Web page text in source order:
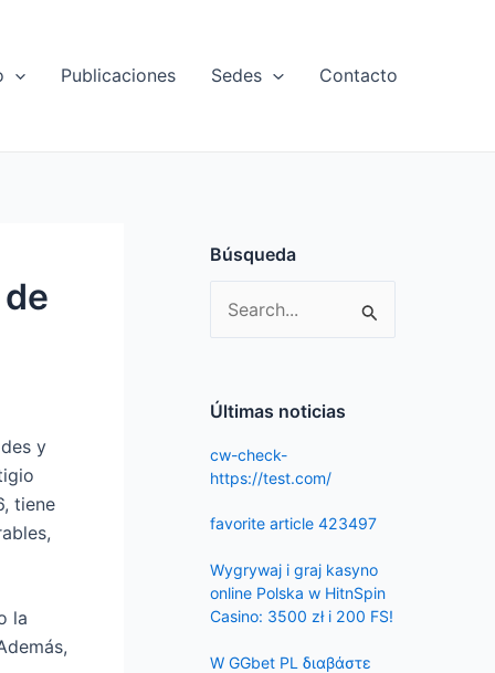
Publicaciones Sedes Contacto
y
tiene
la
Búsqueda
r
h
o
r
:
Últimas noticias
cw-check-
https://test.com/
favorite article 423497
Wygrywaj i graj kasyno
online Polska w HitnSpin
Casino: 3500 zł i 200 FS!
W GGbet PL διαβάστε